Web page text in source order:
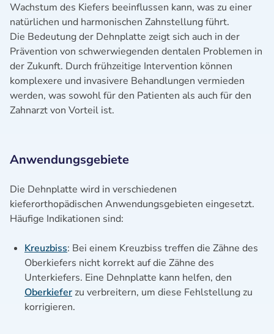
Wachstum des Kiefers beeinflussen kann, was zu einer
natürlichen und harmonischen Zahnstellung führt.
Die Bedeutung der Dehnplatte zeigt sich auch in der
Prävention von schwerwiegenden dentalen Problemen in
der Zukunft. Durch frühzeitige Intervention können
komplexere und invasivere Behandlungen vermieden
werden, was sowohl für den Patienten als auch für den
Zahnarzt von Vorteil ist.
Anwendungsgebiete
Die Dehnplatte wird in verschiedenen
kieferorthopädischen Anwendungsgebieten eingesetzt.
Häufige Indikationen sind:
Kreuzbiss: Bei einem Kreuzbiss treffen die Zähne des
Oberkiefers nicht korrekt auf die Zähne des
Unterkiefers. Eine Dehnplatte kann helfen, den
Oberkiefer zu verbreitern, um diese Fehlstellung zu
korrigieren.